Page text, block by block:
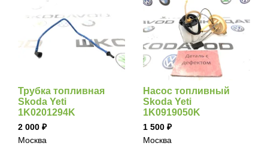
Трубка топливная
Skoda Yeti
1K0201294K
2 000
Москва
Насос топливный
Skoda Yeti
1K0919050K
1 500
Москва